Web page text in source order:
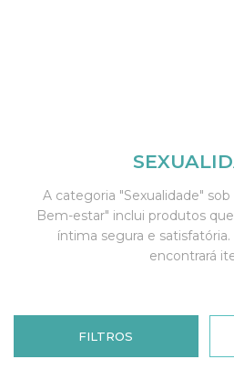
A categoria "Sexualidade"
Bem-estar" inclui produtos
íntima segura e
encontrará
FILTROS